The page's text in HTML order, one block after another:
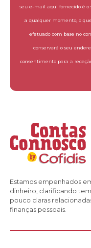
seu e-mail aqui fornecido é o
a qualquer momento, o
efetuado com base no
conservará o seu
consentimento para a
Estamos empenhados
dinheiro, clarificando
pouco claras
finanças pessoais.